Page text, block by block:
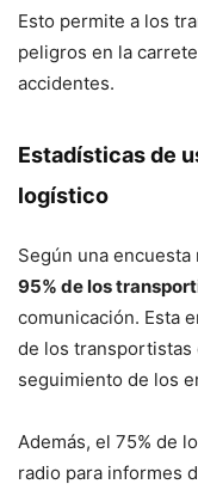
Esto permite a los
peligros en la
accidentes.
Estadísticas de
logístico
Según una
95% de los
comunicación. Esta
de los transportistas
seguimiento de los
Además, el 75% de
radio para informes